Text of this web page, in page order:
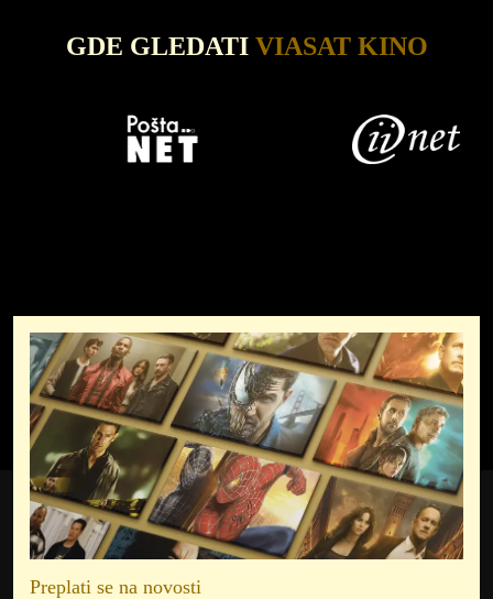
GDE GLEDATIVIASAT KINO
Preplati se na novosti